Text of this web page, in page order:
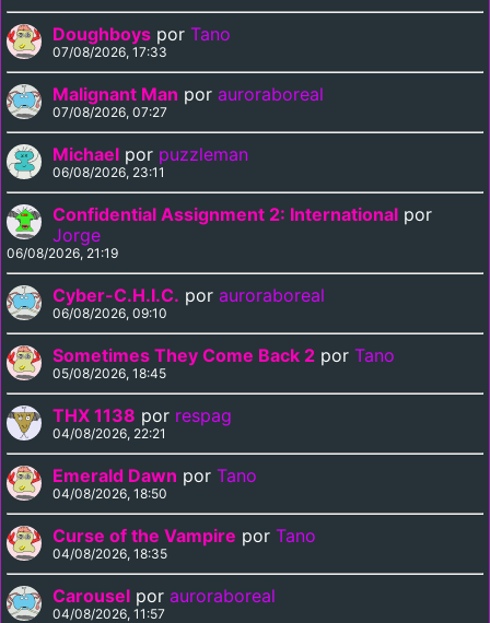
Doughboys por Tano
07/08/2026, 17:33
Malignant Man por auroraboreal
07/08/2026, 07:27
Michael por puzzleman
06/08/2026, 23:11
Confidential Assignment 2: International por
Jorge
06/08/2026, 21:19
Cyber-C.H.I.C. por auroraboreal
06/08/2026, 09:10
Sometimes They Come Back 2 por Tano
05/08/2026, 18:45
THX 1138 por respag
04/08/2026, 22:21
Emerald Dawn por Tano
04/08/2026, 18:50
Curse of the Vampire por Tano
04/08/2026, 18:35
Carousel por auroraboreal
04/08/2026, 11:57